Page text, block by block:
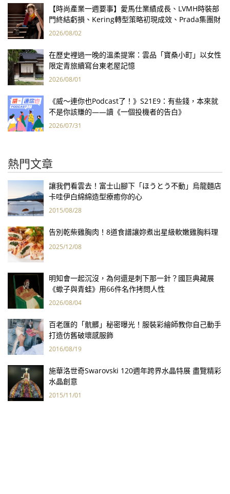
【時尚產業一週要事】愛馬仕業績成長、LVMH時裝部
門終結虧損、Kering轉型策略初現成效、Prada集團財
報亮眼
2026/08/02
在歷史裡過一晚的溫柔提案：雲品「寶桑小町」以女性
限定青旅續寫台東老屋記憶
2026/08/01
《威～連你也Podcast了！》S21E9：有些錢，本來就
不是你該賺的——讀《一個投機者的告白》
2026/07/31
熱門文章
讓我們看雲去！富士山腳下「ほうとう不動」烏龍麵店
卡哇伊白綿綿造型療癒你的心
2015/08/28
告別乾柴雞胸肉！8道食譜讓妳煮出星級軟嫩雞胸料理
2025/12/08
明知會一起沉沒，為何還是刺下那一針？國巨典藏展
《蠍子與青蛙》用66件名作拷問人性
2026/08/04
百老匯的「骯髒」秘密曝光！服裝彩繪師教你自己動手
打造仿舊破壞感服飾
2016/08/19
施華洛世奇Swarovski 120週年跨界水晶特展 盡覽精彩
水晶創意
2015/11/01